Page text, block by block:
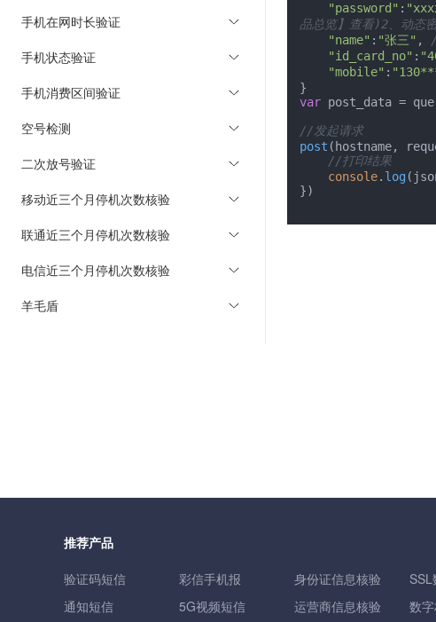
手机在网时长验证
手机状态验证
手机消费区间验证
空号检测
二次放号验证
移动近三个月停机次数核验
联通近三个月停机次数核验
电信近三个月停机次数核验
羊毛盾
"password" :
品总览】查看)2、动态
"name" : "张三" ,
"id_card_no" :
"mobile" :
var post_data =
//发起请求
post (hostname,
//打印结果
console. log
})
推荐产品
验证码短信
通知短信
彩信手机报
5G视频短信
身份证信息核验
运营商信息核验
数